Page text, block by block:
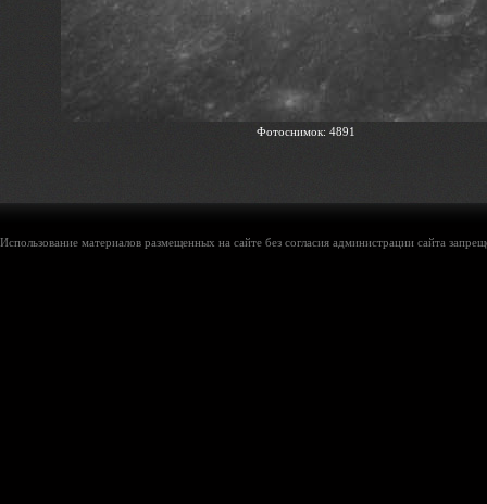
Фотоснимок: 4891
Использование материалов размещенных на сайте без согласия администрации сайта